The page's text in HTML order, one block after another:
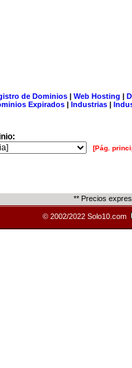
de Dominios| Web Hosting |
Expirados | Industrias |
[Pág.
** Precios
© 2002/2022 Solo10.com